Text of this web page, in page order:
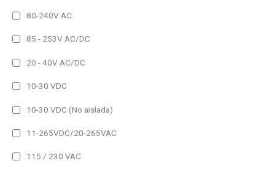
24V DC
Autoalimentado
Interface
RS485 y Ethernet
Profinet
80-240V AC
85 - 253V AC/DC
20 - 40V AC/DC
10-30 VDC
10-30 VDC (No aislada)
11-265VDC/20-265VAC
115 / 230 VAC